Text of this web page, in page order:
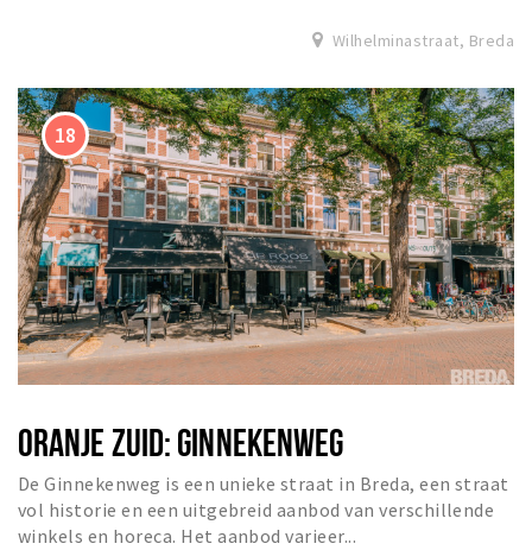
Wilhelminastraat, Breda
ORANJE ZUID: GINNEKENWEG
De Ginnekenweg is een unieke straat in Breda, een straat
vol historie en een uitgebreid aanbod van verschillende
winkels en horeca. Het aanbod varieer...